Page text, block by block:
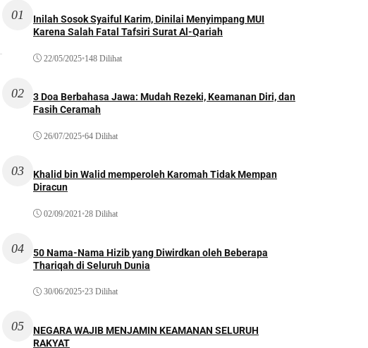
01
Inilah Sosok Syaiful Karim, Dinilai Menyimpang MUI
Karena Salah Fatal Tafsiri Surat Al-Qariah
22/05/2025•148 Dilihat
02
3 Doa Berbahasa Jawa: Mudah Rezeki, Keamanan Diri, dan
Fasih Ceramah
26/07/2025•64 Dilihat
03
Khalid bin Walid memperoleh Karomah Tidak Mempan
Diracun
02/09/2021•28 Dilihat
04
50 Nama-Nama Hizib yang Diwirdkan oleh Beberapa
Thariqah di Seluruh Dunia
30/06/2025•23 Dilihat
05
NEGARA WAJIB MENJAMIN KEAMANAN SELURUH
RAKYAT